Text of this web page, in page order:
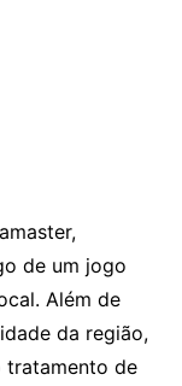
de um jogo
Além de
da região,
de